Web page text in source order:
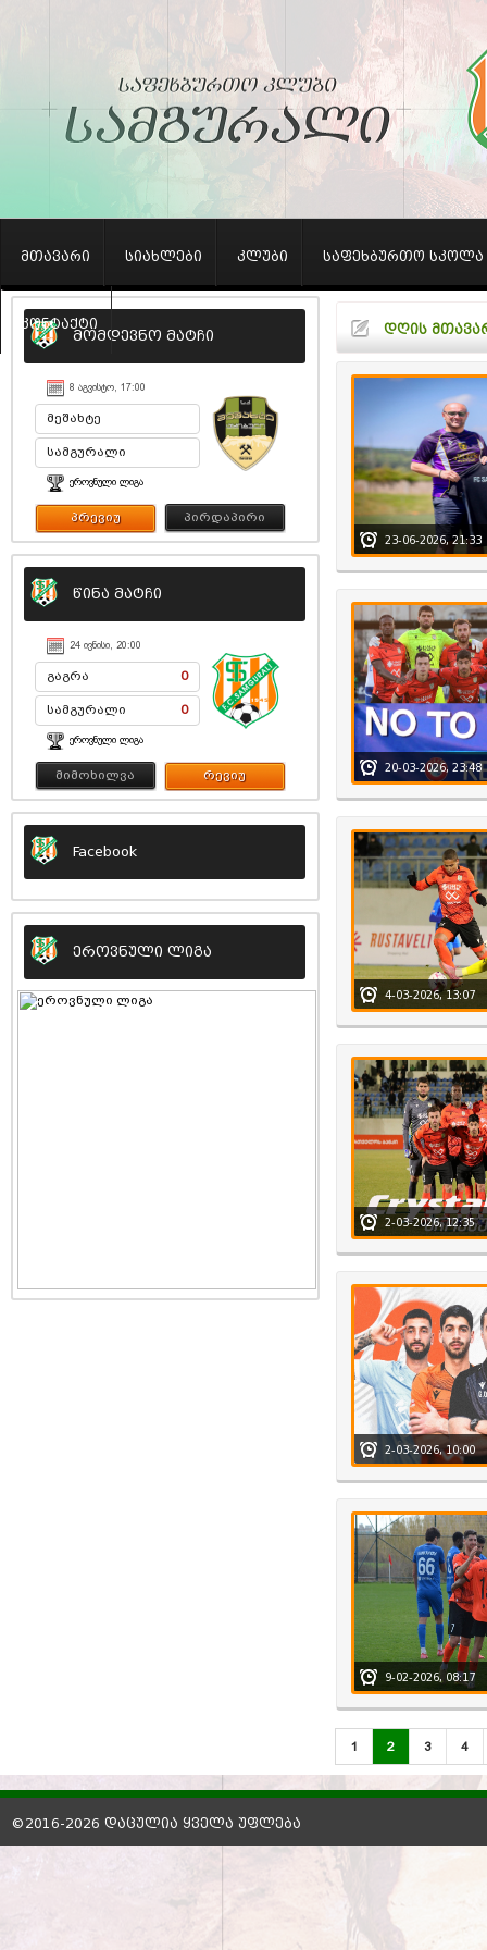
მთავარი სიახლები კლუბი საფეხბურთო სკოლა
კონტაქტი
მომდევნო მატჩი
8 ᲐᲒᲕᲘᲡᲢᲝ, 17:00
მეშახტე
სამგურალი
ᲔᲠᲝᲕᲜᲣᲚᲘ ᲚᲘᲒᲐ
პრევიუ პირდაპირი
წინა მატჩი
24 ᲘᲕᲜᲘᲡᲘ, 20:00
გაგრა 0
სამგურალი 0
ᲔᲠᲝᲕᲜᲣᲚᲘ ᲚᲘᲒᲐ
მიმოხილვა რევიუ
Facebook
ეროვნული ლიგა
დღის
23-06-2026, 21:33
20-03-2026, 23:48
4-03-2026, 13:07
2-03-2026, 12:35
2-03-2026, 10:00
9-02-2026, 08:17
1 2 3 4
©2016-2026 დაცულია ყველა უფლება